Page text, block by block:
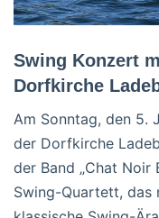
Swing Konzert
Dorfkirche
Am Sonntag, den 5.
der Dorfkirche
der Band „Chat Noir
Swing-Quartett, das